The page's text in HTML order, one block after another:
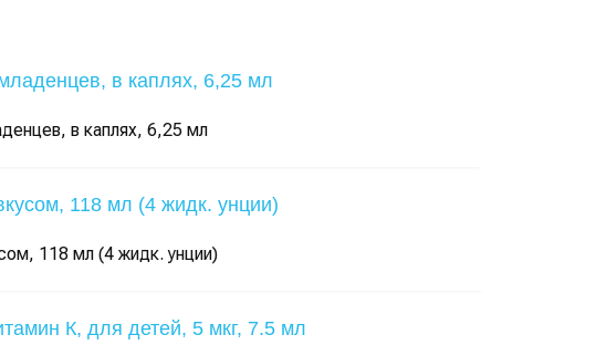
в каплях, 6,25 мл
118 мл (4 жидк. унции)